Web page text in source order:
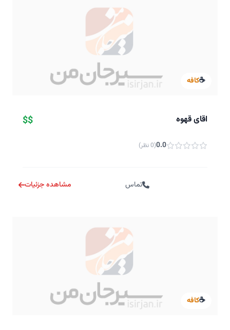
☕کافه
اقای قهوه $$
0.0(0 نظر)
تماس مشاهده جزئیات
☕کافه